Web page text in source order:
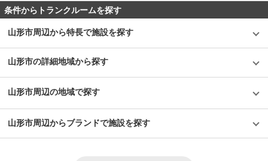
条件からトランクルームを探す
山形市周辺から特長で施設を探す
山形市の詳細地域から探す
山形市周辺の地域で探す
山形市周辺からブランドで施設を探す